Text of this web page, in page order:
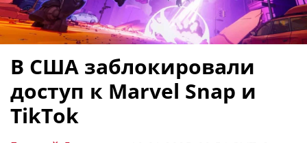
В США заблокировали
доступ к Marvel Snap и
TikTok